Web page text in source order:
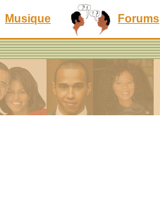
Musique Forums